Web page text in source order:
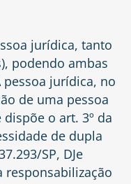
jurídica, tanto
podendo ambas
jurídica, no
de uma pessoa
o art. 3º da
de dupla
SP, DJe
responsabilização